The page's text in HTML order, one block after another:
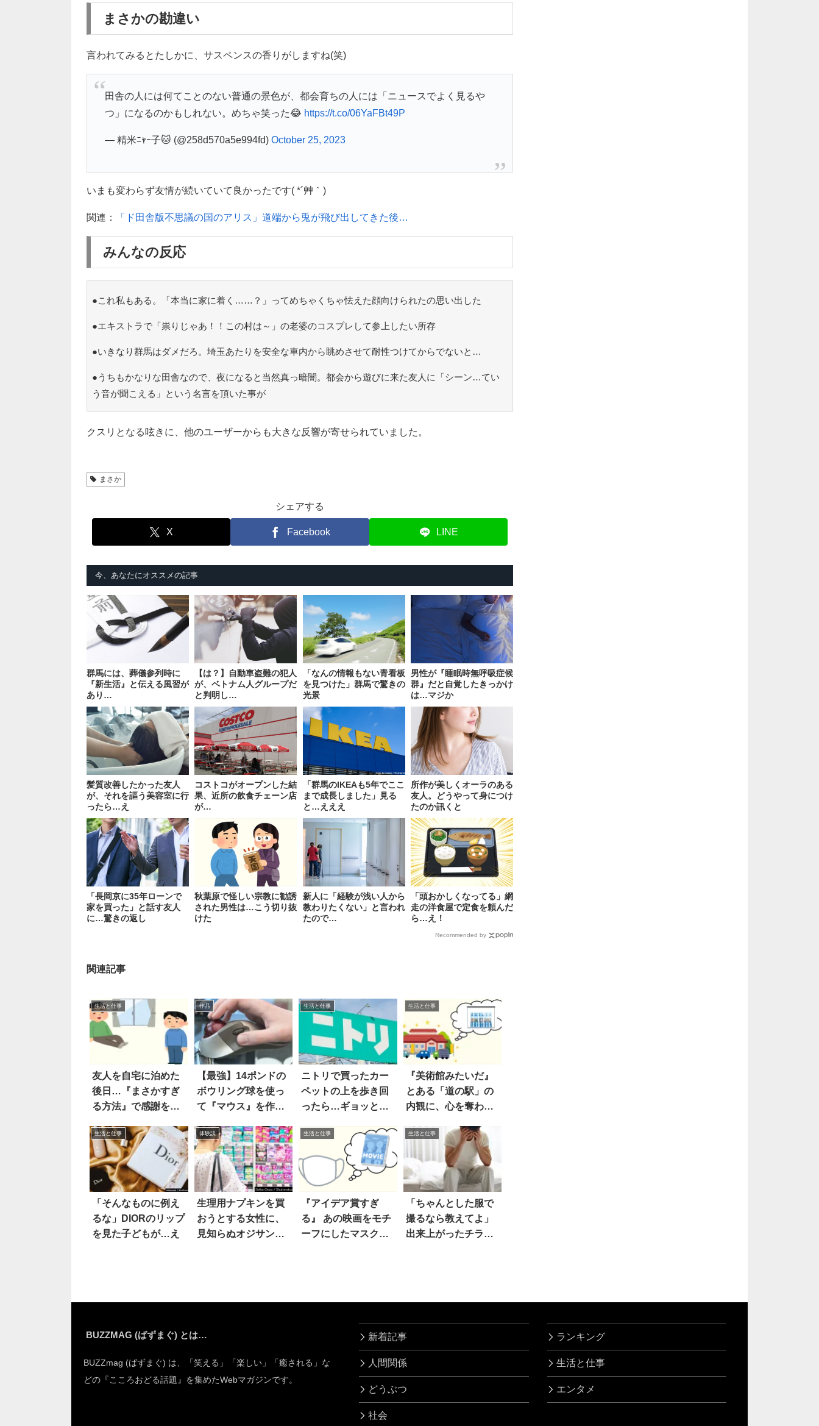
まさかの勘違い
言われてみるとたしかに、サスペンスの香りがしますね(笑)
田舎の人には何てことのない普通の景色が、都会育ちの人には「ニュースでよく見るや
つ」になるのかもしれない。めちゃ笑った😂 https://t.co/06YaFBt49P
— 精米ﾆｬｰ子🐱 (@258d570a5e994fd) October 25, 2023
いまも変わらず友情が続いていて良かったです( *´艸｀)
関連： 「ド田舎版不思議の国のアリス」道端から兎が飛び出してきた後…
みんなの反応
●これ私もある。「本当に家に着く……？」ってめちゃくちゃ怯えた顔向けられたの思い出した
●エキストラで「祟りじゃあ！！この村は～」の老婆のコスプレして参上したい所存
●いきなり群馬はダメだろ。埼玉あたりを安全な車内から眺めさせて耐性つけてからでないと…
●うちもかなりな田舎なので、夜になると当然真っ暗闇。都会から遊びに来た友人に「シーン…てい
う音が聞こえる」という名言を頂いた事が
クスリとなる呟きに、他のユーザーからも大きな反響が寄せられていました。
まさか
シェアする
X Facebook LINE
今、あなたにオススメの記事
群馬には、葬儀参列時に
『新生活』と伝える風習が
あり…
【は？】自動車盗難の犯人
が、ベトナム人グループだ
と判明し…
「なんの情報もない青看板
を見つけた」群馬で驚きの
光景
男性が『睡眠時無呼吸症候
群』だと自覚したきっかけ
は…マジか
髪質改善したかった友人
が、それを謳う美容室に行
ったら…え
コストコがオープンした結
果、近所の飲食チェーン店
が…
「群馬のIKEAも5年でここ
まで成長しました」見る
と…えええ
所作が美しくオーラのある
友人。どうやって身につけ
たのか訊くと
「長岡京に35年ローンで
家を買った」と話す友人
に…驚きの返し
秋葉原で怪しい宗教に勧誘
された男性は…こう切り抜
けた
新人に「経験が浅い人から
教わりたくない」と言われ
たので…
「頭おかしくなってる」網
走の洋食屋で定食を頼んだ
ら…え！
Recommended by
関連記事
生活と仕事
友人を自宅に泊めた
後日…『まさかすぎ
る方法』で感謝を伝
作品
【最強】14ポンドの
ボウリング球を使っ
て『マウス』を作っ
生活と仕事
ニトリで買ったカー
ペットの上を歩き回
ったら…ギョッとす
生活と仕事
『美術館みたいだ』
とある「道の駅」の
内観に、心を奪われ
生活と仕事
「そんなものに例え
るな」DIORのリップ
を見た子どもが…え
体験談
生理用ナプキンを買
おうとする女性に、
見知らぬオジサン
生活と仕事
『アイデア賞すぎ
る』 あの映画をモチ
ーフにしたマスク
生活と仕事
「ちゃんとした服で
撮るなら教えてよ」
出来上がったチラシ
BUZZMAG (ばずまぐ) とは…
BUZZmag (ばずまぐ) は、「笑える」「楽しい」「癒される」な
どの『こころおどる話題』を集めたWebマガジンです。
新着記事
人間関係
どうぶつ
社会
ランキング
生活と仕事
エンタメ